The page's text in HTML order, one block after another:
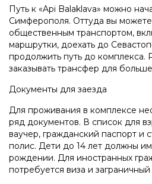
Путь к «Api Balaklava» можно
Симферополя. Оттуда вы можете
общественным транспортом,
маршрутки, доехать до
продолжить путь до комплекса.
заказывать трансфер для
Документы для заезда
Для проживания в комплексе
ряд документов. В список для
ваучер, гражданский паспорт и
полис. Дети до 14 лет должны
рождении. Для иностранных
потребуется виза и заграничный